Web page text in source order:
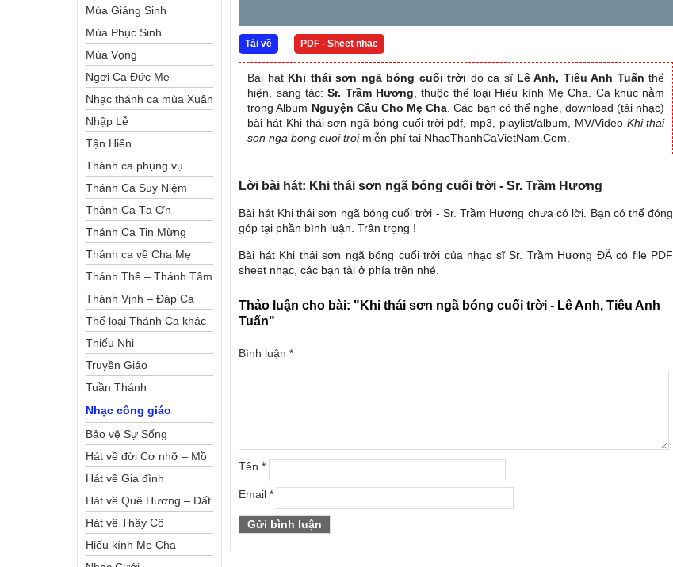
Tải về PDF - Sheet nhạc
Bài hát Khi thái sơn ngã bóng cuối trời do ca sĩ Lê Anh, Tiêu Anh Tuấn thể
hiện, sáng tác:Sr. Trầm Hương , thuộc thể loại Hiếu kính Mẹ Cha. Ca khúc nằm
trong Album Nguyện Cầu Cho Mẹ Cha . Các bạn có thể nghe, download (tải nhạc)
bài hát Khi thái sơn ngã bóng cuối trời pdf, mp3, playlist/album, MV/Video Khi thai
son nga bong cuoi troimiễn phí tại NhacThanhCaVietNam.Com.
Lời bài hát: Khi thái sơn ngã bóng cuối trời - Sr. Trầm Hương
Bài hát Khi thái sơn ngã bóng cuối trời - Sr. Trầm Hương chưa có lời. Bạn có thể đóng
góp tại phần bình luận. Trân trọng !
Bài hát Khi thái sơn ngã bóng cuối trời của nhạc sĩ Sr. Trầm Hương ĐÃ có file PDF
sheet nhạc, các bạn tải ở phía trên nhé.
Thảo luận cho bài: "Khi thái sơn ngã bóng cuối trời - Lê Anh, Tiêu Anh
Tuấn"
Bình luận*
Tên*
Email*
Mùa Giáng Sinh
Mùa Phục Sinh
Mùa Vọng
Ngợi Ca Đức Mẹ
Nhạc thánh ca mùa Xuân
Nhập Lễ
Tận Hiến
Thánh ca phụng vụ
Thánh Ca Suy Niệm
Thánh Ca Tạ Ơn
Thánh Ca Tin Mừng
Thánh ca về Cha Mẹ
Thánh Thể – Thánh Tâm
Thánh Vịnh – Đáp Ca
Thể loại Thánh Ca khác
Thiếu Nhi
Truyền Giáo
Tuần Thánh
Nhạc công giáo
Bảo vệ Sự Sống
Hát về đời Cơ nhỡ – Mồ
côi
Hát về Gia đình
Hát về Quê Hương – Đất
Nước
Hát về Thầy Cô
Hiếu kính Mẹ Cha